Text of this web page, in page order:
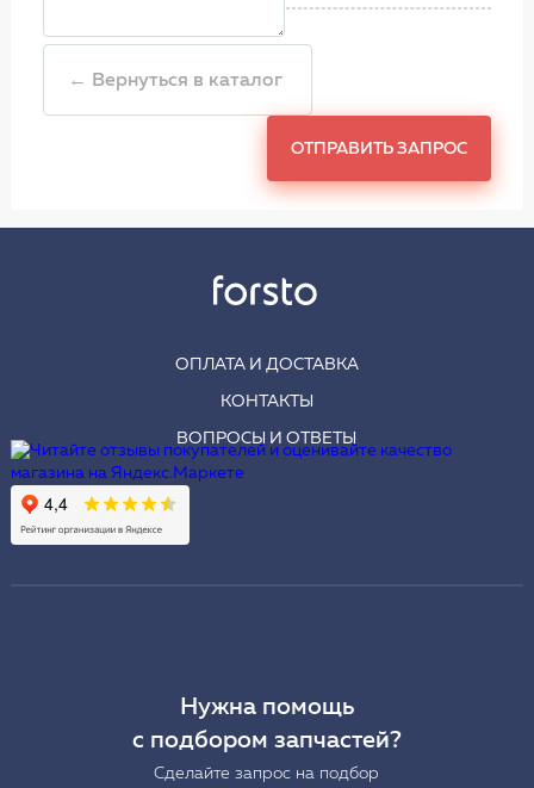
← Вернуться в каталог
ОТПРАВИТЬ ЗАПРОС
ОПЛАТА И ДОСТАВКА
КОНТАКТЫ
ВОПРОСЫ И ОТВЕТЫ
Нужна помощь
с подбором запчастей?
Сделайте запрос на подбор